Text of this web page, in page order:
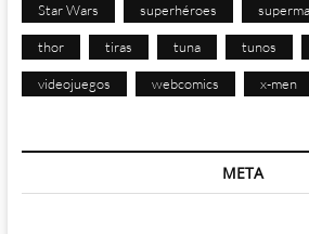
Star Wars superhéroes
thor tiras tuna tunos
videojuegos webcomics x-men
META